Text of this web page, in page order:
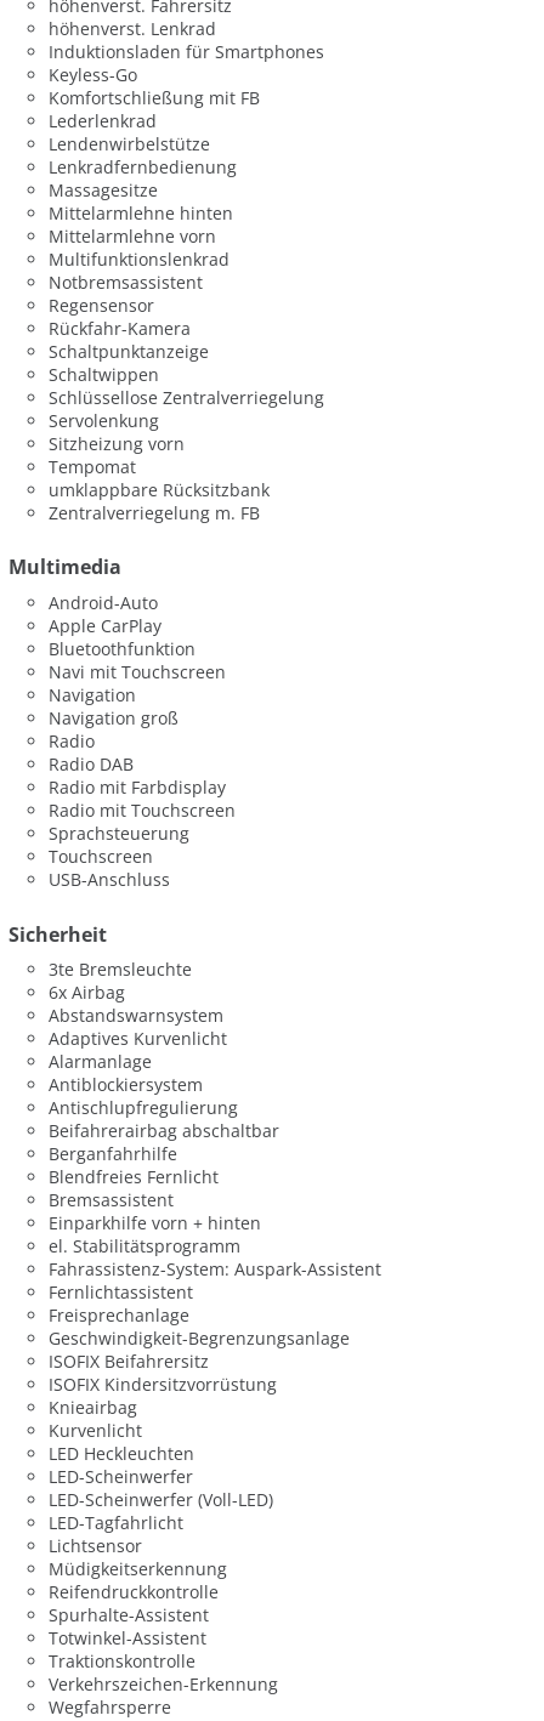
höhenverst. Fahrersitz
höhenverst. Lenkrad
Induktionsladen für Smartphones
Keyless-Go
Komfortschließung mit FB
Lederlenkrad
Lendenwirbelstütze
Lenkradfernbedienung
Massagesitze
Mittelarmlehne hinten
Mittelarmlehne vorn
Multifunktionslenkrad
Notbremsassistent
Regensensor
Rückfahr-Kamera
Schaltpunktanzeige
Schaltwippen
Schlüssellose Zentralverriegelung
Servolenkung
Sitzheizung vorn
Tempomat
umklappbare Rücksitzbank
Zentralverriegelung m. FB
Multimedia
Android-Auto
Apple CarPlay
Bluetoothfunktion
Navi mit Touchscreen
Navigation
Navigation groß
Radio
Radio DAB
Radio mit Farbdisplay
Radio mit Touchscreen
Sprachsteuerung
Touchscreen
USB-Anschluss
Sicherheit
3te Bremsleuchte
6x Airbag
Abstandswarnsystem
Adaptives Kurvenlicht
Alarmanlage
Antiblockiersystem
Antischlupfregulierung
Beifahrerairbag abschaltbar
Berganfahrhilfe
Blendfreies Fernlicht
Bremsassistent
Einparkhilfe vorn + hinten
el. Stabilitätsprogramm
Fahrassistenz-System: Auspark-Assistent
Fernlichtassistent
Freisprechanlage
Geschwindigkeit-Begrenzungsanlage
ISOFIX Beifahrersitz
ISOFIX Kindersitzvorrüstung
Knieairbag
Kurvenlicht
LED Heckleuchten
LED-Scheinwerfer
LED-Scheinwerfer (Voll-LED)
LED-Tagfahrlicht
Lichtsensor
Müdigkeitserkennung
Reifendruckkontrolle
Spurhalte-Assistent
Totwinkel-Assistent
Traktionskontrolle
Verkehrszeichen-Erkennung
Wegfahrsperre